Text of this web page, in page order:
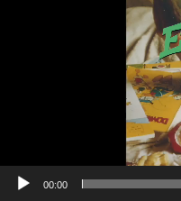
00:00